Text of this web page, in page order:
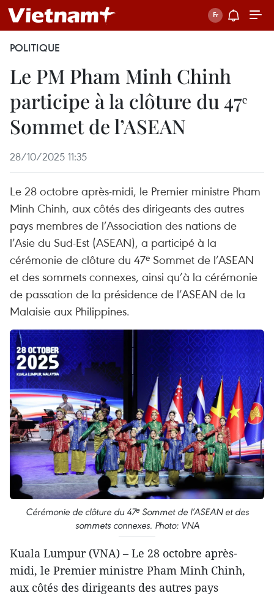
POLITIQUE
Le PM Pham Minh Chinh
participe à la clôture du 47ᵉ
Sommet de l’ASEAN
28/10/2025 11:35
Le 28 octobre après-midi, le Premier ministre Pham
Minh Chinh, aux côtés des dirigeants des autres
pays membres de l’Association des nations de
l’Asie du Sud-Est (ASEAN), a participé à la
cérémonie de clôture du 47ᵉ Sommet de l’ASEAN
et des sommets connexes, ainsi qu’à la cérémonie
de passation de la présidence de l’ASEAN de la
Malaisie aux Philippines.
Cérémonie de clôture du 47ᵉ Sommet de l’ASEAN et des
sommets connexes. Photo: VNA
Kuala Lumpur (VNA) – Le 28 octobre après-
midi, le Premier ministre Pham Minh Chinh,
aux côtés des dirigeants des autres pays